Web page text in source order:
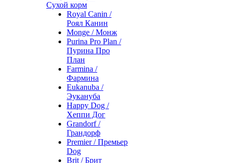
Сухой корм
Royal Canin /
Роял Канин
Monge / Монж
Purina Pro Plan /
Пурина Про
План
Farmina /
Фармина
Eukanuba /
Эукануба
Happy Dog /
Хеппи Дог
Grandorf /
Грандорф
Premier / Премьер
Dog
Brit / Брит